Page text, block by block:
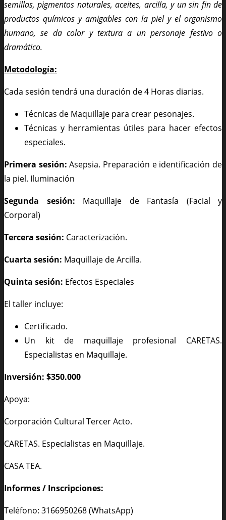
semillas, pigmentos naturales, aceites, arcilla,y un sin fin de
productos químicos y amigables con la piel y el organismo
humano, se da color y textura a un personaje festivo o
dramático.
Metodología:
Cada sesión tendrá una duración de 4 Horas diarias.
Técnicas de Maquillaje para crear pesonajes.
Técnicas y herramientas útiles para hacer efectos
especiales.
Primera sesión: Asepsia. Preparación e identificación de
la piel. Iluminación
Segunda sesión: Maquillaje de Fantasía (Facial y
Corporal)
Tercera sesión: Caracterización.
Cuarta sesión: Maquillaje de Arcilla.
Quinta sesión: Efectos Especiales
El taller incluye:
Certificado.
Un kit de maquillaje profesional CARETAS.
Especialistas en Maquillaje.
Inversión: $350.000
Apoya:
Corporación Cultural Tercer Acto.
CARETAS. Especialistas en Maquillaje.
CASA TEA.
Informes / Inscripciones:
Teléfono: 3166950268 (WhatsApp)